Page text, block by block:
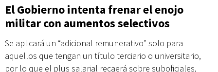
El Gobierno intenta frenar el enojo
militar con aumentos selectivos
Se aplicará un “adicional remunerativo” solo para
aquellos que tengan un título terciario o universitario,
por lo que el plus salarial recaerá sobre suboficiales,